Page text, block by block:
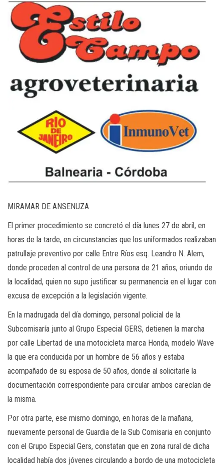
MIRAMAR DE ANSENUZA
El primer procedimiento se concretó el día lunes 27 de abril, en
horas de la tarde, en circunstancias que los uniformados realizaban
patrullaje preventivo por calle Entre Ríos esq. Leandro N. Alem,
donde proceden al control de una persona de 21 años, oriundo de
la localidad, quien no supo justificar su permanencia en el lugar con
excusa de excepción a la legislación vigente.
En la madrugada del día domingo, personal policial de la
Subcomisaría junto al Grupo Especial GERS, detienen la marcha
por calle Libertad de una motocicleta marca Honda, modelo Wave
la que era conducida por un hombre de 56 años y estaba
acompañado de su esposa de 50 años, donde al solicitarle la
documentación correspondiente para circular ambos carecían de
la misma.
Por otra parte, ese mismo domingo, en horas de la mañana,
nuevamente personal de Guardia de la Sub Comisaria en conjunto
con el Grupo Especial Gers, constatan que en zona rural de dicha
localidad había dos jóvenes circulando a bordo de una motocicleta